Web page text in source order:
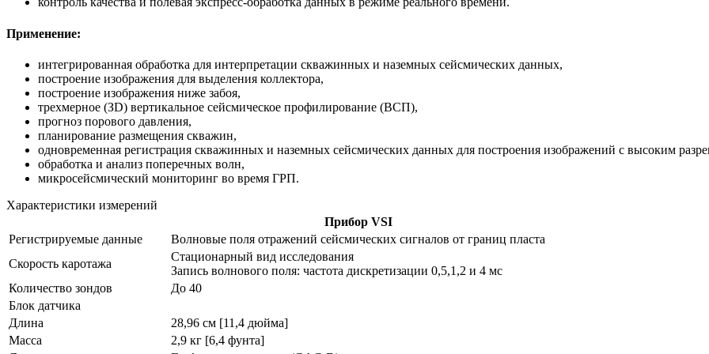
Применение:
интегрированная обработка для интерпретации скважинных и наземных сейсмических данных,
построение изображения для выделения коллектора,
построение изображения ниже забоя,
трехмерное (ЗD) вертикальное сейсмическое профилирование (ВСП),
прогноз порового давления,
планирование размещения скважин,
одновременная регистрация скважинных и наземных сейсмических данных для построения изображений с высоким
обработка и анализ поперечных волн,
микросейсмический мониторинг во время ГРП.
Характеристики измерений
Прибор VSI
Регистрируемые данные
Волновые поля отражений сейсмических сигналов от границ пласта
Скорость каротажа
Стационарный вид исследования
Запись волнового поля: частота дискретизации 0,5,1,2 и 4 мс
Количество зондов
До 40
Блок датчика
Длина
28,96 см [11,4 дюйма]
Масса
2,9 кг [6,4 фунта]